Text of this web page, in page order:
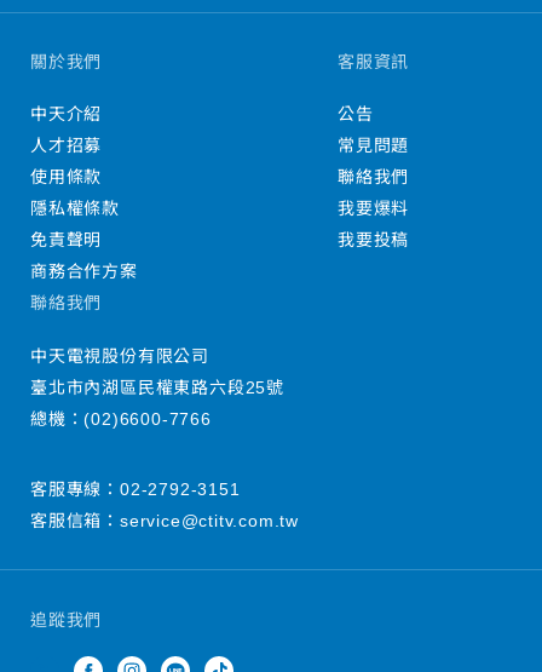
追蹤我們
關於我們
中天介紹
人才招募
使用條款
隱私權條款
免責聲明
商務合作方案
客服資訊
公告
常見問題
聯絡我們
我要爆料
我要投稿
聯絡我們
中天電視股份有限公司
臺北市內湖區民權東路六段25號
總機：(02)6600-7766
客服專線： 02-2792-3151
客服信箱： service@ctitv.com.tw